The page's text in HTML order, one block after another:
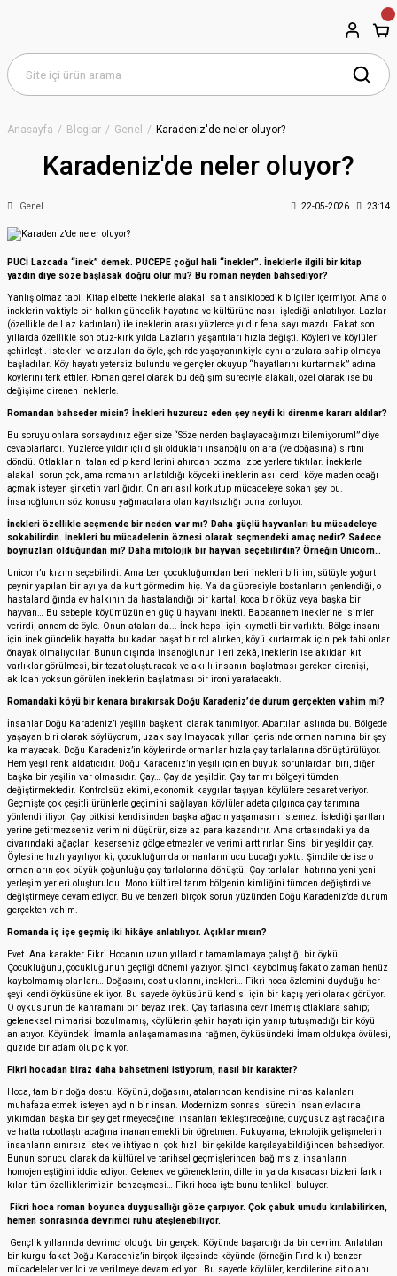
Anasayfa Bloglar Genel Karadeniz'de neler oluyor?
Karadeniz'de neler oluyor?
Genel 22-05-2026 23:14
PUCİ Lazcada “inek” demek. PUCEPE çoğul hali “inekler”. İneklerle ilgili bir kitap
yazdın diye söze başlasak doğru olur mu? Bu roman neyden bahsediyor?
Yanlış olmaz tabi. Kitap elbette ineklerle alakalı salt ansiklopedik bilgiler içermiyor. Ama o
ineklerin vaktiyle bir halkın gündelik hayatına ve kültürüne nasıl işlediği anlatılıyor. Lazlar
(özellikle de Laz kadınları) ile ineklerin arası yüzlerce yıldır fena sayılmazdı. Fakat son
yıllarda özellikle son otuz-kırk yılda Lazların yaşantıları hızla değişti. Köyleri ve köylüleri
şehirleşti. İstekleri ve arzuları da öyle, şehirde yaşayanınkiyle aynı arzulara sahip olmaya
başladılar. Köy hayatı yetersiz bulundu ve gençler okuyup “hayatlarını kurtarmak” adına
köylerini terk ettiler. Roman genel olarak bu değişim süreciyle alakalı, özel olarak ise bu
değişime direnen ineklerle.
Romandan bahseder misin? İnekleri huzursuz eden şey neydi ki direnme kararı aldılar?
Bu soruyu onlara sorsaydınız eğer size “Söze nerden başlayacağımızı bilemiyorum!” diye
cevaplarlardı. Yüzlerce yıldır içli dışlı oldukları insanoğlu onlara (ve doğasına) sırtını
döndü. Otlaklarını talan edip kendilerini ahırdan bozma izbe yerlere tıktılar. İneklerle
alakalı sorun çok, ama romanın anlatıldığı köydeki ineklerin asıl derdi köye maden ocağı
açmak isteyen şirketin varlığıdır. Onları asıl korkutup mücadeleye sokan şey bu.
İnsanoğlunun söz konusu yağmacılara olan kayıtsızlığı buna zorluyor.
İnekleri özellikle seçmende bir neden var mı? Daha güçlü hayvanları bu mücadeleye
sokabilirdin. İnekleri bu mücadelenin öznesi olarak seçmendeki amaç nedir? Sadece
boynuzları olduğundan mı? Daha mitolojik bir hayvan seçebilirdin? Örneğin Unicorn…
Unicorn’u kızım seçebilirdi. Ama ben çocukluğumdan beri inekleri bilirim, sütüyle yoğurt
peynir yapılan bir ayı ya da kurt görmedim hiç. Ya da gübresiyle bostanların şenlendiği, o
hastalandığında ev halkının da hastalandığı bir kartal, koca bir öküz veya başka bir
hayvan… Bu sebeple köyümüzün en güçlü hayvanı inekti. Babaannem ineklerine isimler
verirdi, annem de öyle. Onun ataları da... İnek hepsi için kıymetli bir varlıktı. Bölge insanı
için inek gündelik hayatta bu kadar başat bir rol alırken, köyü kurtarmak için pek tabi onlar
önayak olmalıydılar. Bunun dışında insanoğlunun ileri zekâ, ineklerin ise akıldan kıt
varlıklar görülmesi, bir tezat oluşturacak ve akıllı insanın başlatması gereken direnişi,
akıldan yoksun görülen ineklerin başlatması bir ironi yaratacaktı.
Romandaki köyü bir kenara bırakırsak Doğu Karadeniz’de durum gerçekten vahim mi?
İnsanlar Doğu Karadeniz’i yeşilin başkenti olarak tanımlıyor. Abartılan aslında bu. Bölgede
yaşayan biri olarak söylüyorum, uzak sayılmayacak yıllar içerisinde orman namına bir şey
kalmayacak. Doğu Karadeniz’in köylerinde ormanlar hızla çay tarlalarına dönüştürülüyor.
Hem yeşil renk aldatıcıdır. Doğu Karadeniz’in yeşili için en büyük sorunlardan biri, diğer
başka bir yeşilin var olmasıdır. Çay… Çay da yeşildir. Çay tarımı bölgeyi tümden
değiştirmektedir. Kontrolsüz ekimi, ekonomik kaygılar taşıyan köylülere cesaret veriyor.
Geçmişte çok çeşitli ürünlerle geçimini sağlayan köylüler adeta çılgınca çay tarımına
yönlendiriliyor. Çay bitkisi kendisinden başka ağacın yaşamasını istemez. İstediği şartları
yerine getirmezseniz verimini düşürür, size az para kazandırır. Ama ortasındaki ya da
civarındaki ağaçları keserseniz gölge etmezler ve verimi arttırırlar. Sinsi bir yeşildir çay.
Öylesine hızlı yayılıyor ki; çocukluğumda ormanların ucu bucağı yoktu. Şimdilerde ise o
ormanların çok büyük çoğunluğu çay tarlalarına dönüştü. Çay tarlaları hatırına yeni yeni
yerleşim yerleri oluşturuldu. Mono kültürel tarım bölgenin kimliğini tümden değiştirdi ve
değiştirmeye devam ediyor. Bu ve benzeri birçok sorun yüzünden Doğu Karadeniz’de durum
gerçekten vahim.
Romanda iç içe geçmiş iki hikâye anlatılıyor. Açıklar mısın?
Evet. Ana karakter Fikri Hocanın uzun yıllardır tamamlamaya çalıştığı bir öykü.
Çocukluğunu, çocukluğunun geçtiği dönemi yazıyor. Şimdi kaybolmuş fakat o zaman henüz
kaybolmamış olanları… Doğasını, dostluklarını, inekleri… Fikri hoca özlemini duyduğu her
şeyi kendi öyküsüne ekliyor. Bu sayede öyküsünü kendisi için bir kaçış yeri olarak görüyor.
O öyküsünün de kahramanı bir beyaz inek. Çay tarlasına çevrilmemiş otlaklara sahip;
geleneksel mimarisi bozulmamış, köylülerin şehir hayatı için yanıp tutuşmadığı bir köyü
anlatıyor. Köyündeki İmamla anlaşamamasına rağmen, öyküsündeki İmam oldukça övülesi,
güzide bir adam olup çıkıyor.
Fikri hocadan biraz daha bahsetmeni istiyorum, nasıl bir karakter?
Hoca, tam bir doğa dostu. Köyünü, doğasını, atalarından kendisine miras kalanları
muhafaza etmek isteyen aydın bir insan. Modernizm sonrası sürecin insan evladına
yıkımdan başka bir şey getirmeyeceğine; insanları tekleştireceğine, duygusuzlaştıracağına
ve hatta robotlaştıracağına inanan emekli bir öğretmen. Fukuyama, teknolojik gelişmelerin
insanların sınırsız istek ve ihtiyacını çok hızlı bir şekilde karşılayabildiğinden bahsediyor.
Bunun sonucu olarak da kültürel ve tarihsel geçmişlerinden bağımsız, insanların
homojenleştiğini iddia ediyor. Gelenek ve göreneklerin, dillerin ya da kısacası bizleri farklı
kılan tüm özelliklerimizin benzeşmesi… Fikri hoca işte bunu tehlikeli buluyor.
Fikri hoca roman boyunca duygusallığı göze çarpıyor. Çok çabuk umudu kırılabilirken,
hemen sonrasında devrimci ruhu ateşlenebiliyor.
Gençlik yıllarında devrimci olduğu bir gerçek. Köyünde başardığı da bir devrim. Anlatılan
bir kurgu fakat Doğu Karadeniz’in birçok ilçesinde köyünde (örneğin Fındıklı) benzer
mücadeleler verildi ve verilmeye devam ediyor. Bu sayede köylüler, kendilerine ait olanı